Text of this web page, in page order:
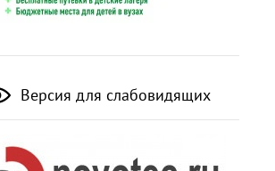
Версия для слабовидящих